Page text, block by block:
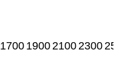
1700 190021002300